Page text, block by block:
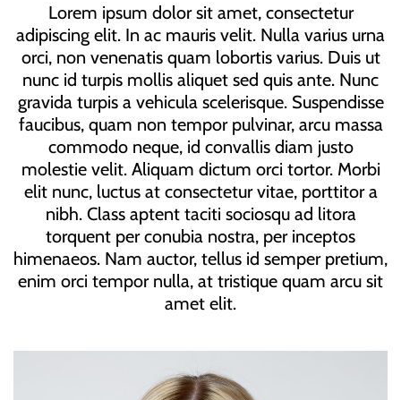
Lorem ipsum dolor sit amet, consectetur
adipiscing elit. In ac mauris velit. Nulla varius urna
orci, non venenatis quam lobortis varius. Duis ut
nunc id turpis mollis aliquet sed quis ante. Nunc
gravida turpis a vehicula scelerisque. Suspendisse
faucibus, quam non tempor pulvinar, arcu massa
commodo neque, id convallis diam justo
molestie velit. Aliquam dictum orci tortor. Morbi
elit nunc, luctus at consectetur vitae, porttitor a
nibh. Class aptent taciti sociosqu ad litora
torquent per conubia nostra, per inceptos
himenaeos. Nam auctor, tellus id semper pretium,
enim orci tempor nulla, at tristique quam arcu sit
amet elit.